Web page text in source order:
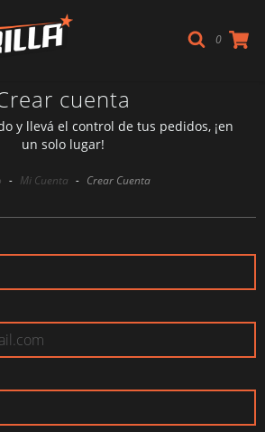
0
cuenta
y llevá el control de tus pedidos, ¡en
un solo lugar!
- Mi Cuenta - Crear Cuenta